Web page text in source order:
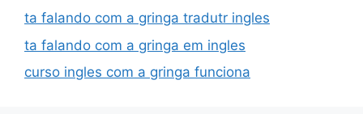
ta falando com a gringa tradutr ingles
ta falando com a gringa em ingles
curso ingles com a gringa funciona